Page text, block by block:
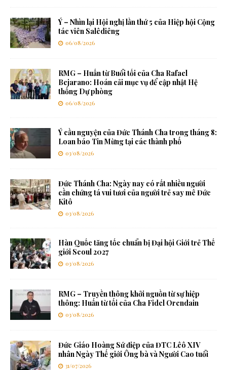
Ý – Nhìn lại Hội nghị lần thứ 5 của Hiệp hội Cộng
tác viên Salêdiêng
06/08/2026
RMG – Huấn từ Buổi tối của Cha Rafael
Bejarano: Hoán cải mục vụ để cập nhật Hệ
thống Dự phòng
06/08/2026
Ý cầu nguyện của Đức Thánh Cha trong tháng 8:
Loan báo Tin Mừng tại các thành phố
03/08/2026
Đức Thánh Cha: Ngày nay có rất nhiều người
cần chứng tá vui tươi của người trẻ say mê Đức
Kitô
03/08/2026
Hàn Quốc tăng tốc chuẩn bị Đại hội Giới trẻ Thế
giới Seoul 2027
03/08/2026
RMG – Truyền thông khởi nguồn từ sự hiệp
thông: Huấn từ tối của Cha Fidel Orendain
03/08/2026
Đức Giáo Hoàng Sứ điệp của ĐTC Lêô XIV
nhân Ngày Thế giới Ông bà và Người Cao tuổi
31/07/2026